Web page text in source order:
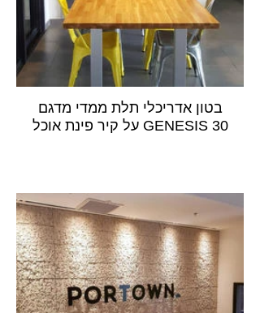
בטון אדריכלי תלת ממדי מדגם
GENESIS 30 על קיר פינת אוכל